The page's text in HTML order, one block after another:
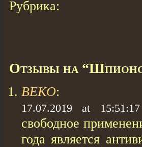
Рубрика:
Отзывы на
BEKO:
17.07.2019 at 15:51:17
свободное
года является